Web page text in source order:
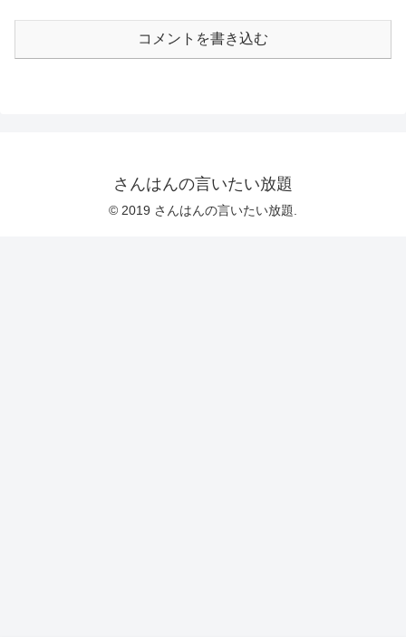
コメントを書き込む
さんはんの言いたい放題
© 2019 さんはんの言いたい放題.